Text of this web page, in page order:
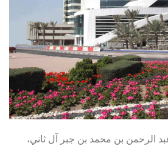
الرحمن بن محمد بن جبر آل ثاني،